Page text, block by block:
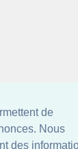
de
Nous
des